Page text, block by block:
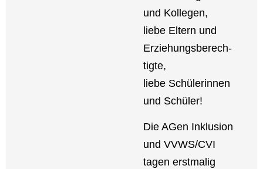
und Kol­le­gen,
lie­be Eltern und
Erzie­hungs­be­rech­
tig­te,
lie­be Schü­le­rin­nen
und Schü­ler!
Die AGen Inklu­si­on
und VVWS/CVI
tagen erst­ma­lig